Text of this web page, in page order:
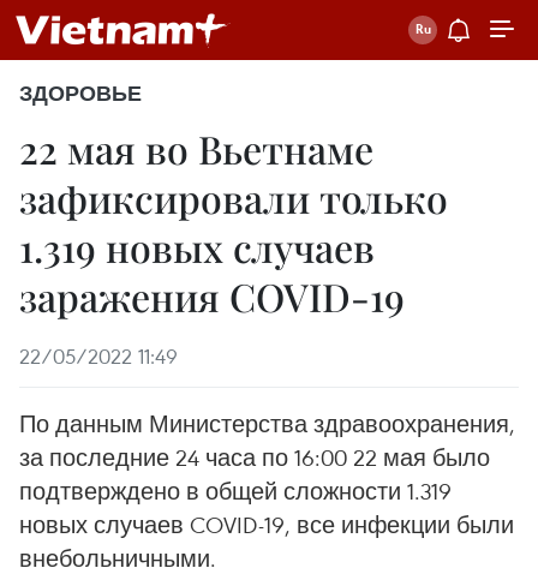
ЗДОРОВЬЕ
22 мая во Вьетнаме
зафиксировали только
1.319 новых случаев
заражения COVID-19
22/05/2022 11:49
По данным Министерства здравоохранения,
за последние 24 часа по 16:00 22 мая было
подтверждено в общей сложности 1.319
новых случаев COVID-19, все инфекции были
внебольничными.